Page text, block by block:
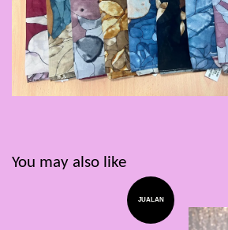
You may also like
JUALAN